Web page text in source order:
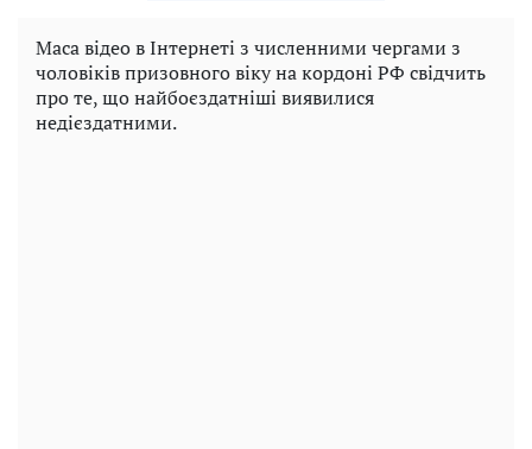
Маса відео в Інтернеті з численними чергами з
чоловіків призовного віку на кордоні РФ свідчить
про те, що найбоєздатніші виявилися
недієздатними.